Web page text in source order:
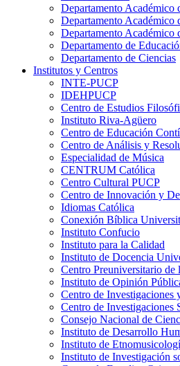
Departamento Académico
Departamento Académico
Departamento Académico
Departamento de
Departamento de Ciencias
Institutos y Centros
INTE-PUCP
IDEHPUCP
Centro de Estudios
Instituto Riva-Agüero
Centro de Educación
Centro de Análisis y
Especialidad de Música
CENTRUM Católica
Centro Cultural PUCP
Centro de Innovación y
Idiomas Católica
Conexión Bíblica
Instituto Confucio
Instituto para la Calidad
Instituto de Docencia
Centro Preuniversitario
Instituto de Opinión
Centro de Investigaciones
Centro de
Consejo Nacional de
Instituto de Desarrollo
Instituto de
Instituto de Investigación